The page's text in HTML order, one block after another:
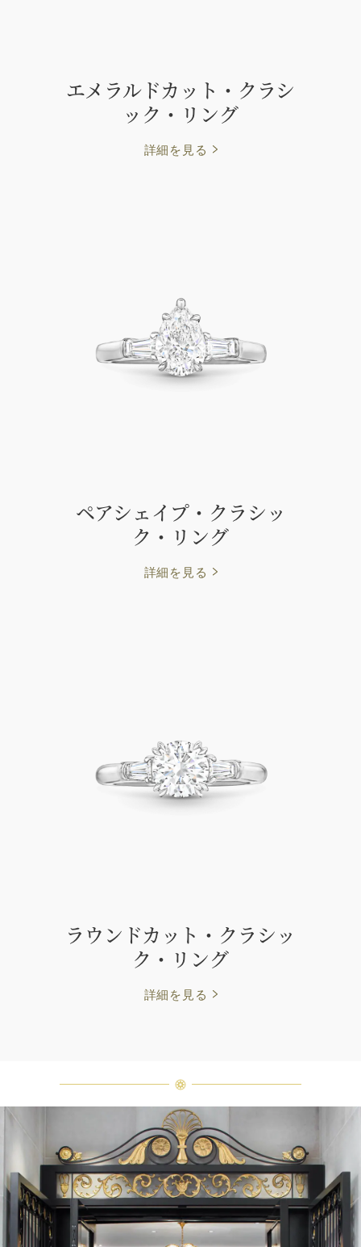
エメラルドカット・クラシ
ック・リング
詳細を見る
ペアシェイプ・クラシッ
ク・リング
詳細を見る
ラウンドカット・クラシッ
ク・リング
詳細を見る